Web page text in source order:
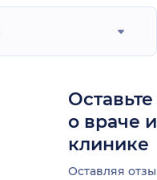
о враче
клинике
Оставляя